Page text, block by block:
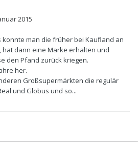
2015
konnte man die früher bei Kaufland an
dann eine Marke erhalten und
den Pfand zurück kriegen.
her.
Großsupermärkten die regulär
und Globus und so...